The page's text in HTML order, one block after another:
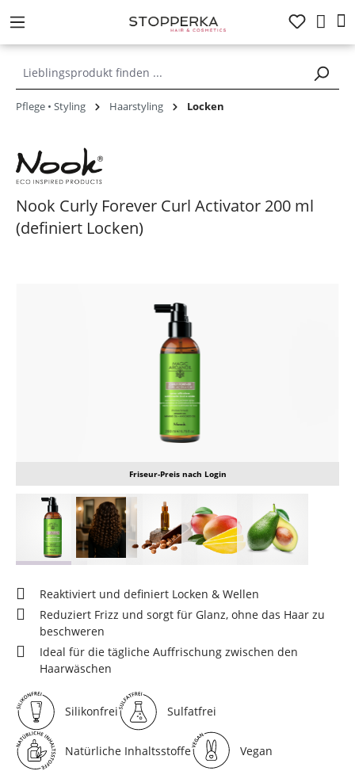
springen
Pflege • Styling Haarstyling Locken
Nook Curly Forever Curl Activator 200 ml
(definiert Locken)
Friseur-Preis nach Login
Reaktiviert und definiert Locken & Wellen
Reduziert Frizz und sorgt für Glanz, ohne das Haar zu
beschweren
Ideal für die tägliche Auffrischung zwischen den
Haarwäschen
Silikonfrei Sulfatfrei
Natürliche Inhaltsstoffe Vegan